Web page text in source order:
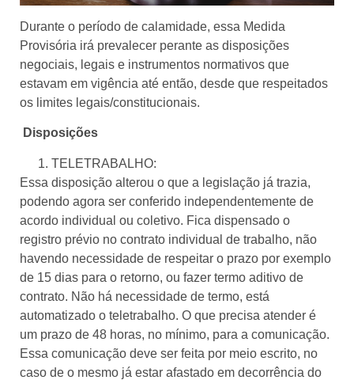
Durante o período de calamidade, essa Medida
Provisória irá prevalecer perante as disposições
negociais, legais e instrumentos normativos que
estavam em vigência até então, desde que respeitados
os limites legais/constitucionais.
Disposições
TELETRABALHO:
Essa disposição alterou o que a legislação já trazia,
podendo agora ser conferido independentemente de
acordo individual ou coletivo. Fica dispensado o
registro prévio no contrato individual de trabalho, não
havendo necessidade de respeitar o prazo por exemplo
de 15 dias para o retorno, ou fazer termo aditivo de
contrato. Não há necessidade de termo, está
automatizado o teletrabalho. O que precisa atender é
um prazo de 48 horas, no mínimo, para a comunicação.
Essa comunicação deve ser feita por meio escrito, no
caso de o mesmo já estar afastado em decorrência do